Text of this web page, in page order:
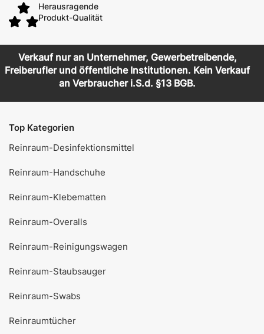
Herausragende
Produkt-Qualität
Verkauf nur an Unternehmer, Gewerbetreibende,
Freiberufler und öffentliche Institutionen. Kein Verkauf
an Verbraucher i.S.d. §13 BGB.
Top Kategorien
Reinraum-Desinfektionsmittel
Reinraum-Handschuhe
Reinraum-Klebematten
Reinraum-Overalls
Reinraum-Reinigungswagen
Reinraum-Staubsauger
Reinraum-Swabs
Reinraumtücher